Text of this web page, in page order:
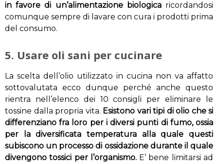
in favore di un’alimentazione biologicaricordandosi
comunque sempre di lavare con cura i prodotti prima
del consumo.
5. Usare oli sani per cucinare
La scelta dell’olio utilizzato in cucina non va affatto
sottovalutata ecco dunque perché anche questo
rientra nell’elenco dei 10 consigli per eliminare le
tossine dalla propria vita. Esistono vari tipi di olio che si
differenziano fra loro per i diversi punti di fumo, ossia
per la diversificata temperatura alla quale questi
subiscono un processo di ossidazione durante il quale
divengono tossici per l’organismo.E’ bene limitarsi ad